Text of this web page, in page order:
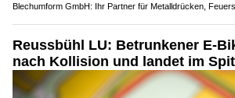
Blechumform GmbH: Ihr Partner für Metalldrücken,
Reussbühl LU: Betrunkener E-
nach Kollision und landet im